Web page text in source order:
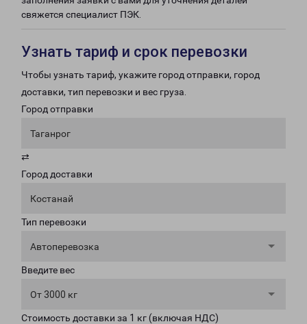
свяжется специалист ПЭК.
Узнать тариф и срок перевозки
Чтобы узнать тариф, укажите город отправки, город
доставки, тип перевозки и вес груза.
Город отправки
Таганрог
⇄
Город доставки
Костанай
Тип перевозки
Автоперевозка
Введите вес
От 3000 кг
Стоимость доставки за 1 кг (включая НДС)